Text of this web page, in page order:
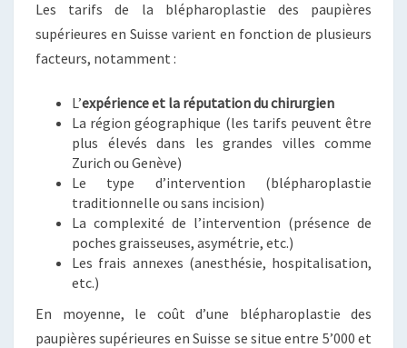
Les tarifs de la blépharoplastie des paupières
supérieures en Suisse varient en fonction de plusieurs
facteurs, notamment :
L’expérience et la réputation du chirurgien
La région géographique (les tarifs peuvent être
plus élevés dans les grandes villes comme
Zurich ou Genève)
Le type d’intervention (blépharoplastie
traditionnelle ou sans incision)
La complexité de l’intervention (présence de
poches graisseuses, asymétrie, etc.)
Les frais annexes (anesthésie, hospitalisation,
etc.)
En moyenne, le coût d’une blépharoplastie des
paupières supérieures en Suisse se situe entre 5’000 et